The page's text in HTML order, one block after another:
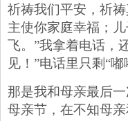
祈祷我们平安，祈
主使你家庭幸福；
飞。”我拿着电话，
见！”电话里只剩“
那是我和母亲最后
母亲节，在不知母